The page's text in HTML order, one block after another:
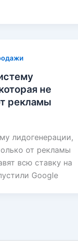
не
рекламы
лидогенерации,
от рекламы
всю ставку на
Google